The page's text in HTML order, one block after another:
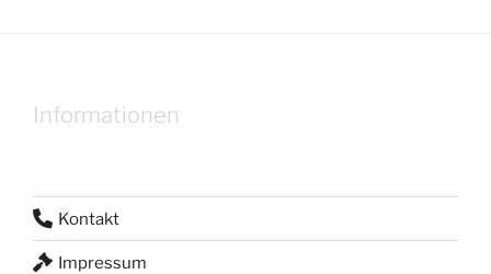
Informationen
Kontakt
Impressum